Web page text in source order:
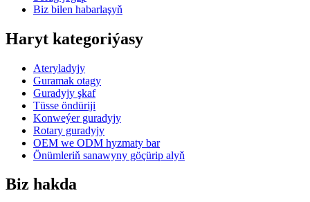
Biz bilen habarlaşyň
Haryt kategoriýasy
Ateryladyjy
Guramak otagy
Guradyjy şkaf
Tüsse öndüriji
Konweýer guradyjy
Rotary guradyjy
OEM we ODM hyzmaty bar
Önümleriň sanawyny göçürip alyň
Biz hakda